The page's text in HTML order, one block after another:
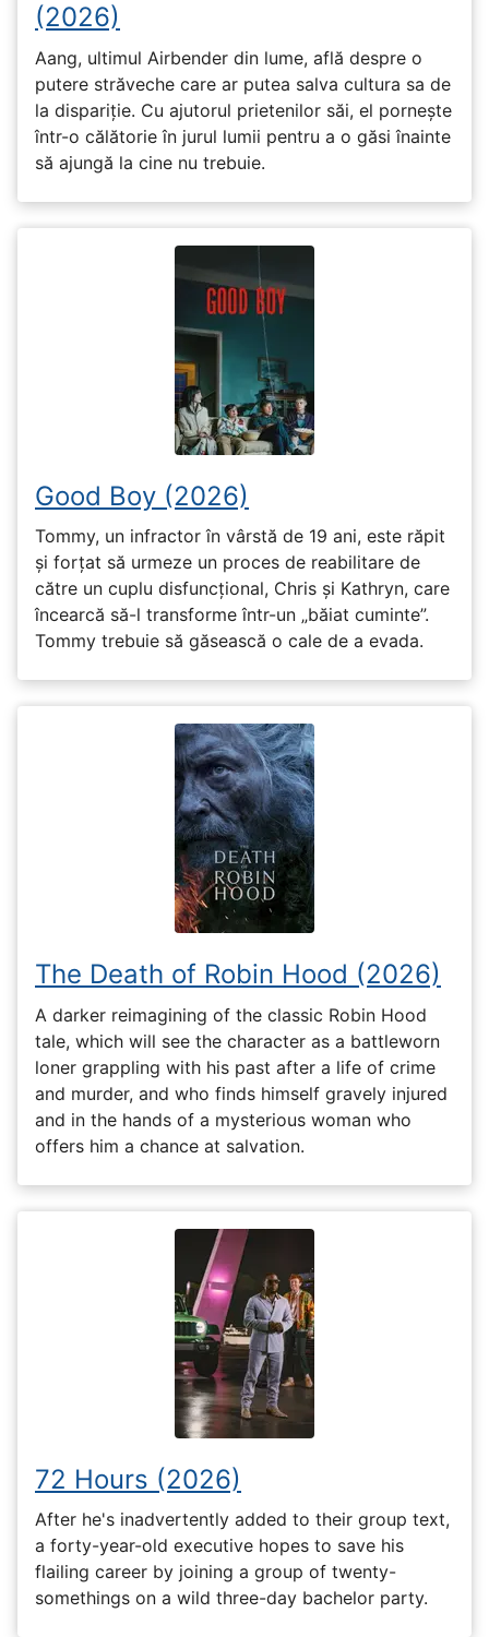
(2026)
Aang, ultimul Airbender din lume, află despre o
putere străveche care ar putea salva cultura sa de
la dispariție. Cu ajutorul prietenilor săi, el pornește
într-o călătorie în jurul lumii pentru a o găsi înainte
să ajungă la cine nu trebuie.
Good Boy (2026)
Tommy, un infractor în vârstă de 19 ani, este răpit
și forțat să urmeze un proces de reabilitare de
către un cuplu disfuncțional, Chris și Kathryn, care
încearcă să-l transforme într-un „băiat cuminte”.
Tommy trebuie să găsească o cale de a evada.
The Death of Robin Hood (2026)
A darker reimagining of the classic Robin Hood
tale, which will see the character as a battleworn
loner grappling with his past after a life of crime
and murder, and who finds himself gravely injured
and in the hands of a mysterious woman who
offers him a chance at salvation.
72 Hours (2026)
After he's inadvertently added to their group text,
a forty-year-old executive hopes to save his
flailing career by joining a group of twenty-
somethings on a wild three-day bachelor party.